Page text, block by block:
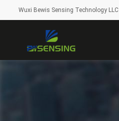
Wuxi Bewis Sensing Technology LLC